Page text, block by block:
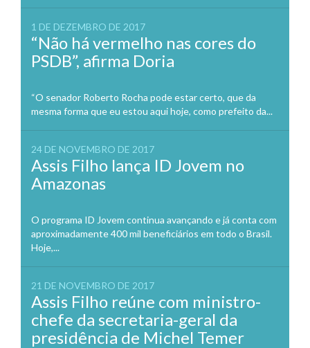
1 DE DEZEMBRO DE 2017
“Não há vermelho nas cores do
PSDB”, afirma Doria
“O senador Roberto Rocha pode estar certo, que da
mesma forma que eu estou aqui hoje, como prefeito da...
24 DE NOVEMBRO DE 2017
Assis Filho lança ID Jovem no
Amazonas
O programa ID Jovem continua avançando e já conta com
aproximadamente 400 mil beneficiários em todo o Brasil.
Hoje,...
21 DE NOVEMBRO DE 2017
Assis Filho reúne com ministro-
chefe da secretaria-geral da
presidência de Michel Temer